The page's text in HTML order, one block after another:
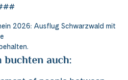
2026: Ausflug Schwarzwald mit
buchten auch: